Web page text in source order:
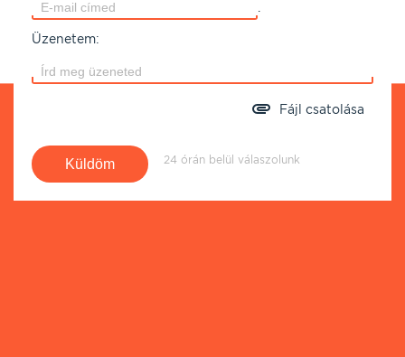
Üzenetem:
Fájl csatolása
24 órán belül válaszolunk